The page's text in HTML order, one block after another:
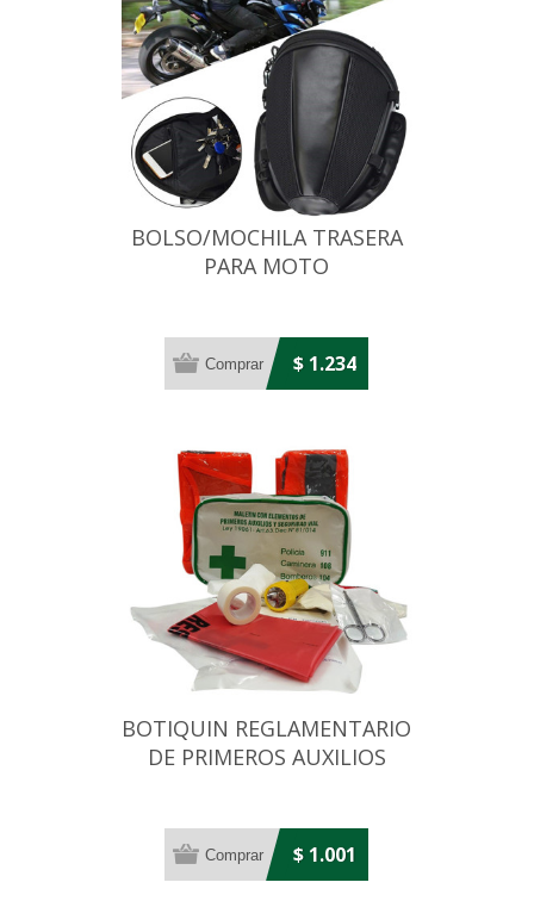
BOLSO/MOCHILA TRASERA
PARA MOTO
$ 1.234
BOTIQUIN REGLAMENTARIO
DE PRIMEROS AUXILIOS
$ 1.001